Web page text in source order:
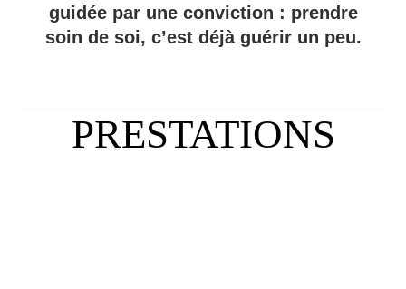
guidée par une conviction : prendre
soin de soi, c’est déjà guérir un peu.
PRESTATIONS